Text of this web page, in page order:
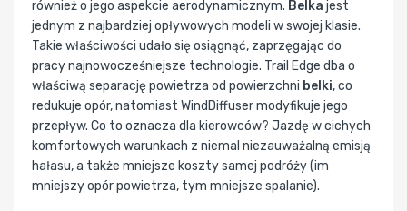
również o jego aspekcie aerodynamicznym. Belka jest
jednym z najbardziej opływowych modeli w swojej klasie.
Takie właściwości udało się osiągnąć, zaprzęgając do
pracy najnowocześniejsze technologie. Trail Edge dba o
właściwą separację powietrza od powierzchni belki, co
redukuje opór, natomiast WindDiffuser modyfikuje jego
przepływ. Co to oznacza dla kierowców? Jazdę w cichych
komfortowych warunkach z niemal niezauważalną emisją
hałasu, a także mniejsze koszty samej podróży (im
mniejszy opór powietrza, tym mniejsze spalanie).